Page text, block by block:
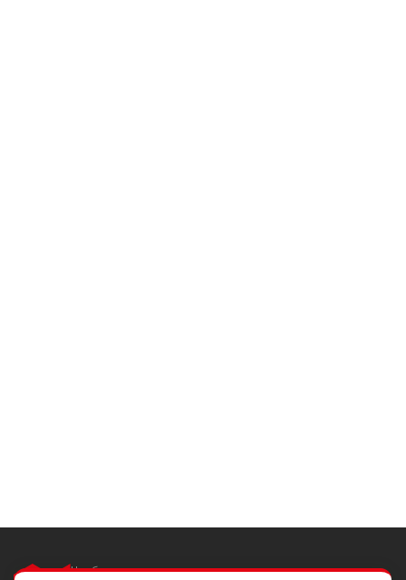
Чтобы вам легко